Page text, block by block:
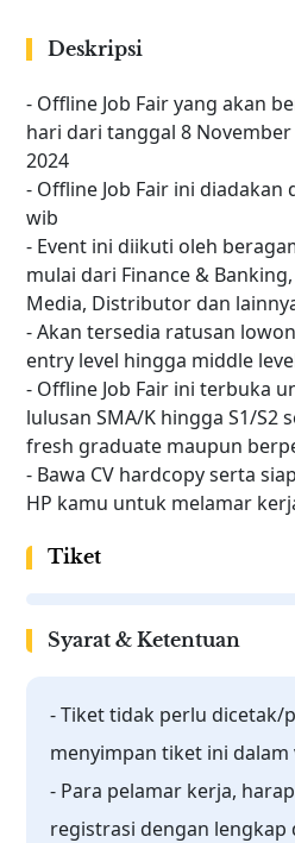
Deskripsi
- Offline Job Fair yang akan
hari dari tanggal 8
2024
- Offline Job Fair ini diadakan
wib
- Event ini diikuti oleh
mulai dari Finance &
Media, Distributor dan
- Akan tersedia ratusan
entry level hingga middle
- Offline Job Fair ini terbuka
lulusan SMA/K hingga S1/S2
fresh graduate maupun
- Bawa CV hardcopy serta
HP kamu untuk melamar
Tiket
Syarat & Ketentuan
- Tiket tidak perlu
menyimpan tiket ini
- Para pelamar kerja,
registrasi dengan lengkap